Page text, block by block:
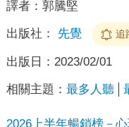
譯者： 郭騰堅
出版社： 先覺 追
出版日： 2023/02/01
相關主題： 最多人聽
2026上半年暢銷榜－